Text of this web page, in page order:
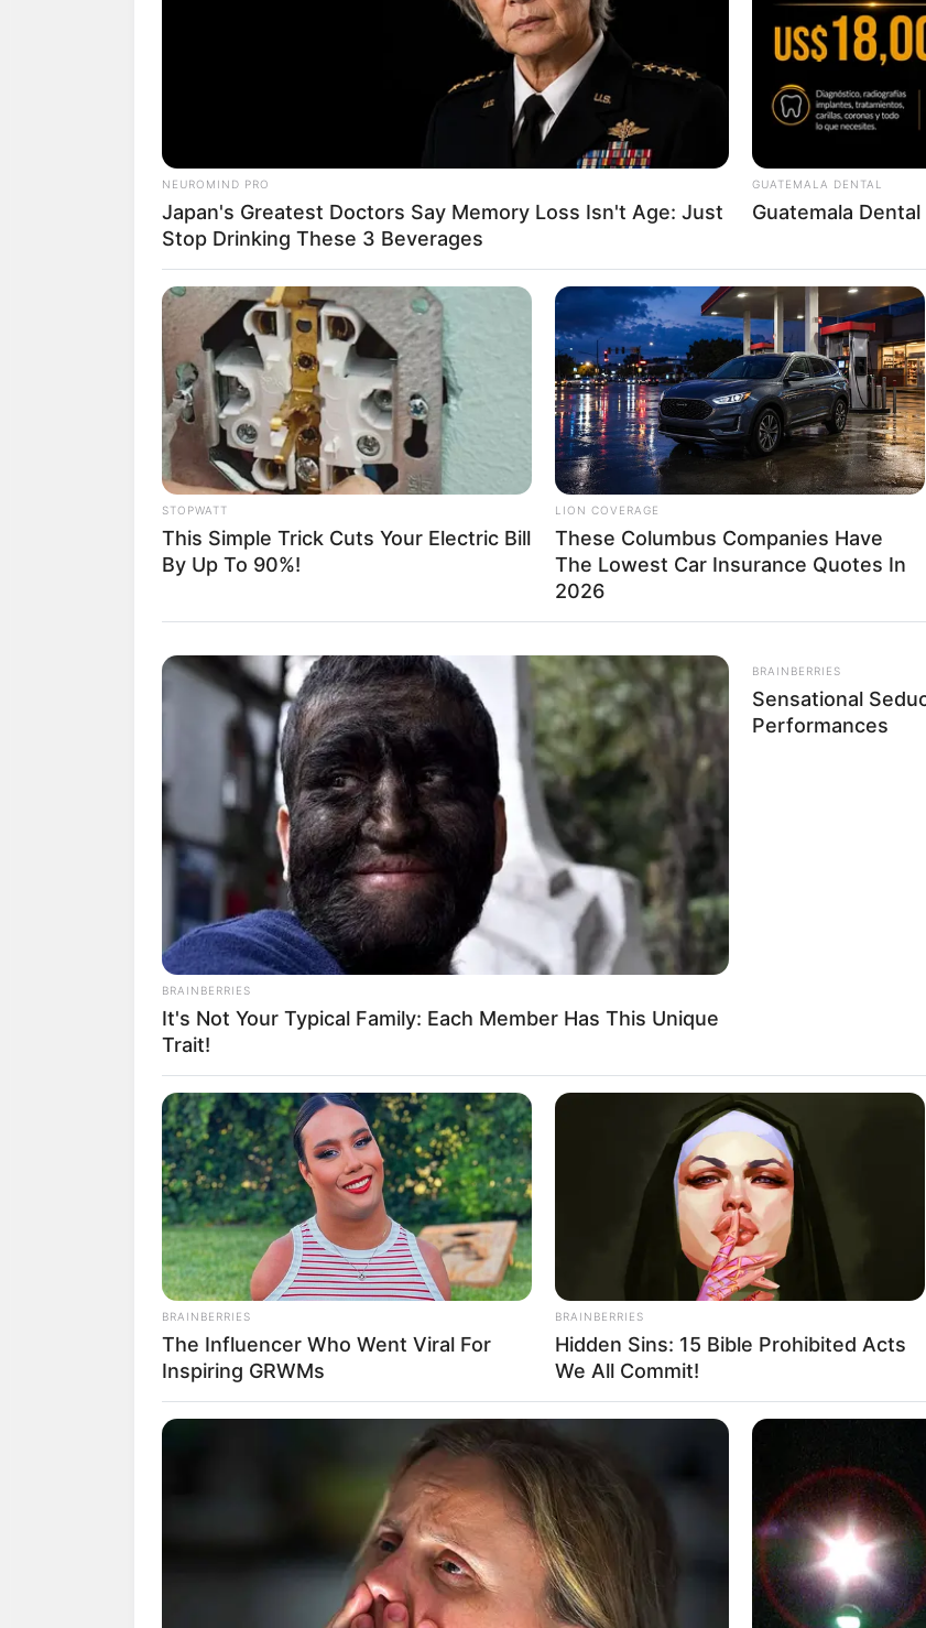
งานหนัก Overload แต่ก็มีเกณฑ์เติบโต งานส่วนตัว ธุรกิจคว
เด่น หากเป็นธุรกิจอื่นยังไม่เหมาะแก่การลงทุนเพิ่ม
เป็นช่วงวางแผนการเงินเพื่อดูแลครอบครัว เริ่มอยากขยับขยาย
คนโสดจะมีคนไม่โสดมาวอแว ควรอยู่ให้ห่าง เว้นระยะแล้วจะ
โรคระบบทางเดินหายใจ หวัด ปอด ภูมิแพ้
สิ่งศักดิ์สิทธิ์: กราบไหว้เทพเจ้ากวนอู
การงาน :งานประจำ ทีมเวิร์กดี ได้รับคำชม ธุรกิจส่วนตัว ธุรกิจโลจิสติกส์
ต่อยอดได้
การเงิน: รายได้เพิ่มขึ้น แต่เก็บเงินไม่อยู่ แนะนำว่าให้แปลงเป็นทรัพย์
ความรัก :คนโสด ตัวเลือกเยอะ แต่ยังไม่เข้าตา คู่รัก คนรักเอาแต่ใจ ขี้
สุขภาพ :สายตามีปัญหา แพ้แสง
สิ่งศักดิ์สิทธิ์ :
สักการะพญานาค
ราศีกรกฎ 🙁 ผู้ที่เกิด 16 ก.ค. – 16
งานประจำปัญหาเก่าๆ จะกลับมา ต้องอดทนให้มาก ธุรกิจส่วนตั
พลาด
การเงิน :เป็นช่วงขาขึ้น มีเกณฑ์ซื้อบ้านซื้อรถ หรือถ้าจะขายก็มีเกณฑ์สมห
ความรัก :คนโสด ยังไว้ใจใครไม่ได้ เข้ามาหวังแค่ Have fun คู่รัก ต้องรู้จั
เพราะคนรักโลกส่วนตัวสูง
สุขภาพ :บ้านหมุน เวียนหัว ปวดคอ บ่า ไหล่
สิ่งศักดิ์สิทธิ์: ขอพรพระปิยมหาราช
ราศีสิงห์ : ( ผู้ที่เกิด 17 ส.ค. – 16 ก.
การงาน :
งานประจำ ระวังโดนเอาเปรียบ มีปัญหาเรื่องคน งานส่วนตัว ร
ต่อสู่เรื่องคน
การเงิน :มีเกณฑ์ได้เงินก้อน ระวัง คนที่จะเข้ามาหาผลประโยชน์ ช่วงนี้ง
เปราะบาง ระวัง คำพูดที่ทำร้ายจิตใจกัน
สิ่งศักดิ์สิทธิ์ :ขอพรพระศิวะ
ราศีกันย์ : ( ผู้ที่เกิด 17 ก.ย. – 16 ต
การงาน :งานประจำ เจ้านายเมตตา เอ็นดู แต่กดดันตัวเอง ต้องปล่อย
คู่รักได้ มีหุ้นส่วนเป็นเพื่อนหรือคนรักได้ ผลลัพธ์จะดี
การเงิน :หมดไปกับเรื่องที่อยู่อาศัย เก็บเงินไม่ค่อยอยู่ วางแผนดีๆ ไม่งั้น
คนโสด มีโอกาสที่จะเสียตัว เสียทรัพย์ และเสียใจได้ คู่รัก พร้อ
สักนิด ถึงจะคบกันรอด
สายตามีปัญหา แพ้แสง
สิ่งศักดิ์สิทธิ์ :กราบขอพรพระพรหม
ราศีตุล : ( ผู้ที่เกิด 17 ต.ค. – 15 พ.
การงาน :คนใกล้ตัวจะนำปัญหามาให้ ต้องฟังหูไว้หู ระวังข้อมูลรั่วไหล
ล้นมือ
การเงิน :อย่าให้ใครยืมเงินเพราะเดี๋ยวจะไม่ได้คืน วางแผนการเงินให้ดี
NEUROMIND PRO
Japan's Greatest Doctors Say Memory Loss Isn't Age: Just
Stop Drinking These 3 Beverages
GUATEMALA DENTAL
Guatemala Dental
STOPWATT
This Simple Trick Cuts Your Electric Bill
By Up To 90%!
LION COVERAGE
These Columbus Companies Have
The Lowest Car Insurance Quotes In
2026
BRAINBERRIES
It's Not Your Typical Family: Each Member Has This Unique
Trait!
BRAINBERRIES
Sensational
Performances
BRAINBERRIES
The Influencer Who Went Viral For
Inspiring GRWMs
BRAINBERRIES
Hidden Sins: 15 Bible Prohibited Acts
We All Commit!